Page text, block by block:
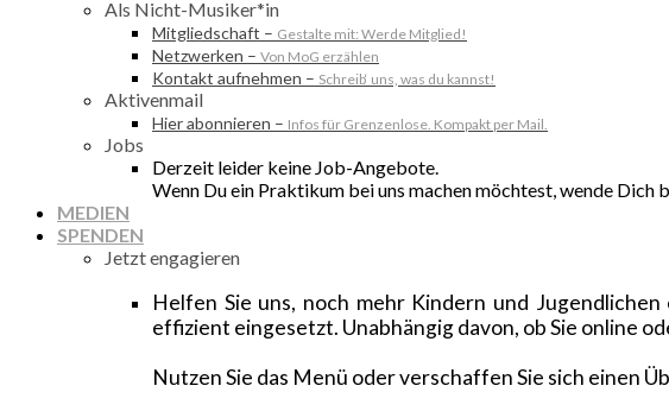
Als Nicht-Musiker*in
Mitgliedschaft – Gestalte mit: Werde Mitglied!
Netzwerken – Von MoG erzählen
Kontakt aufnehmen – Schreib‘ uns, was du kannst!
Aktivenmail
Hier abonnieren – Infos für Grenzenlose. Kompakt per Mail.
Jobs
Derzeit leider keine Job-Angebote.
Wenn Du ein Praktikum bei uns machen möchtest, wende Dich
MEDIEN
SPENDEN
Jetzt engagieren
Helfen Sie uns, noch mehr Kindern und
effizient eingesetzt. Unabhängig davon, ob Sie online
Nutzen Sie das Menü oder verschaffen Sie sich einen